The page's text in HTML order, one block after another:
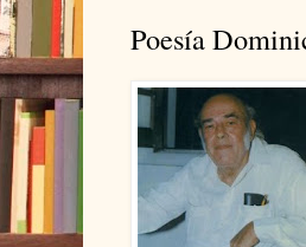
Poesía